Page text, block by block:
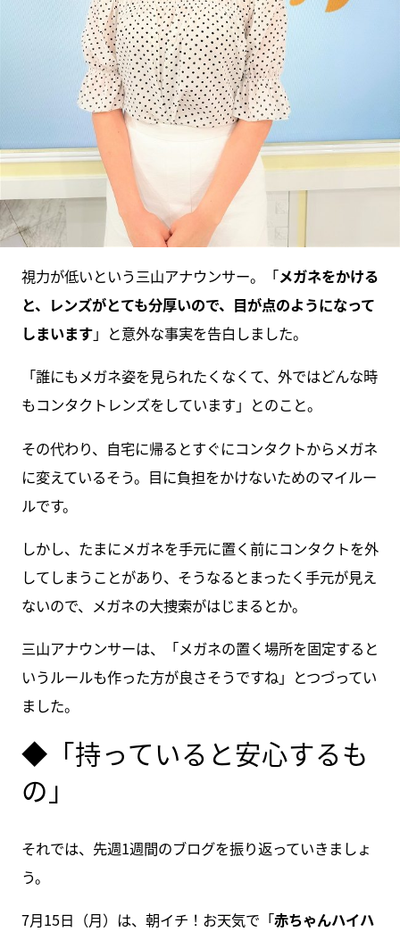
視力が低いという三山アナウンサー。「メガネをかける
と、レンズがとても分厚いので、目が点のようになって
しまいます」と意外な事実を告白しました。
「誰にもメガネ姿を見られたくなくて、外ではどんな時
もコンタクトレンズをしています」とのこと。
その代わり、自宅に帰るとすぐにコンタクトからメガネ
に変えているそう。目に負担をかけないためのマイルー
ルです。
しかし、たまにメガネを手元に置く前にコンタクトを外
してしまうことがあり、そうなるとまったく手元が見え
ないので、メガネの大捜索がはじまるとか。
三山アナウンサーは、「メガネの置く場所を固定すると
いうルールも作った方が良さそうですね」とつづってい
ました。
◆「持っていると安心するも
の」
それでは、先週1週間のブログを振り返っていきましょ
う。
7月15日（月）は、朝イチ！お天気で「赤ちゃんハイハ